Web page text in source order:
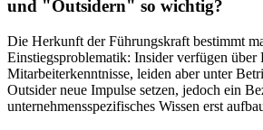
und "Outsidern" so wichtig?
Die Herkunft der Führungskraft bestimmt
Einstiegsproblematik: Insider verfügen über
Mitarbeiterkenntnisse, leiden aber unter
Outsider neue Impulse setzen, jedoch ein
unternehmensspezifisches Wissen erst